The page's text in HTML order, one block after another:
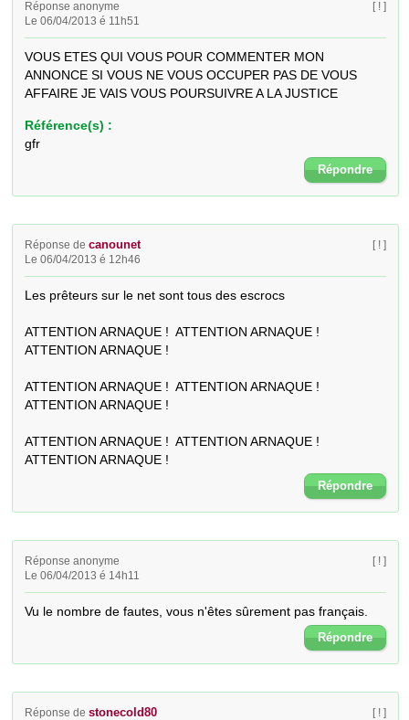
Réponse anonyme
Le 06/04/2013 é 11h51
[ ! ]
VOUS ETES QUI VOUS POUR COMMENTER MON
ANNONCE SI VOUS NE VOUS OCCUPER PAS DE VOUS
AFFAIRE JE VAIS VOUS POURSUIVRE A LA JUSTICE
Référence(s) :
gfr
Répondre
Réponse decanounet
Le 06/04/2013 é 12h46
[ ! ]
Les prêteurs sur le net sont tous des escrocs
ATTENTION ARNAQUE !  ATTENTION ARNAQUE !
ATTENTION ARNAQUE !
ATTENTION ARNAQUE !  ATTENTION ARNAQUE !
ATTENTION ARNAQUE !
ATTENTION ARNAQUE !  ATTENTION ARNAQUE !
ATTENTION ARNAQUE !
Répondre
Réponse anonyme
Le 06/04/2013 é 14h11
[ ! ]
Vu le nombre de fautes, vous n'êtes sûrement pas français.
Répondre
Réponse destonecold80 [ ! ]